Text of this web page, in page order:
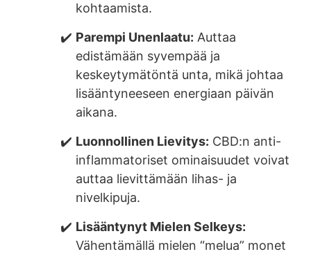
kohtaamista.
Parempi Unenlaatu: Auttaa
edistämään syvempää ja
keskeytymätöntä unta, mikä johtaa
lisääntyneeseen energiaan päivän
aikana.
Luonnollinen Lievitys: CBD:n anti-
inflammatoriset ominaisuudet voivat
auttaa lievittämään lihas- ja
nivelkipuja.
Lisääntynyt Mielen Selkeys:
Vähentämällä mielen “melua” monet